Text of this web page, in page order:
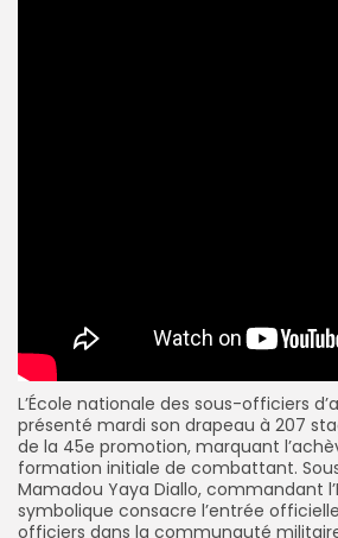
L’École nationale des sous-officiers
présenté mardi son drapeau à 207
de la 45e promotion, marquant
formation initiale de combattant.
Mamadou Yaya Diallo, commandant
symbolique consacre l’entrée
officiers dans la communauté